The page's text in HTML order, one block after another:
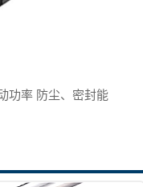
功率 防尘、密封能